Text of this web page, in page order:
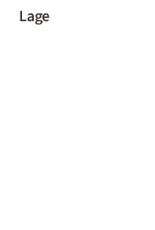
Lage